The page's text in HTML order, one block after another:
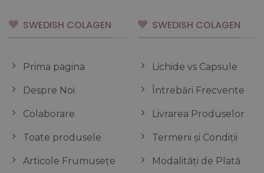
SWEDISH COLAGEN
Prima pagina
Despre Noi
Colaborare
Toate produsele
Articole Frumusețe
SWEDISH COLAGEN
Lichide vs Capsule
Întrebări Frecvente
Livrarea Produselor
Termeni și Condiții
Modalități de Plată